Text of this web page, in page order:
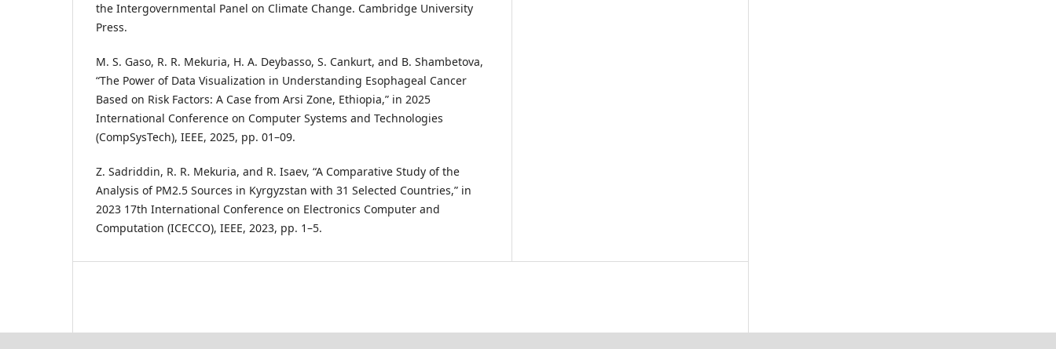
the Intergovernmental Panel on Climate Change. Cambridge University
Press.
M. S. Gaso, R. R. Mekuria, H. A. Deybasso, S. Cankurt, and B. Shambetova,
“The Power of Data Visualization in Understanding Esophageal Cancer
Based on Risk Factors: A Case from Arsi Zone, Ethiopia,” in 2025
International Conference on Computer Systems and Technologies
(CompSysTech), IEEE, 2025, pp. 01–09.
Z. Sadriddin, R. R. Mekuria, and R. Isaev, “A Comparative Study of the
Analysis of PM2.5 Sources in Kyrgyzstan with 31 Selected Countries,” in
2023 17th International Conference on Electronics Computer and
Computation (ICECCO), IEEE, 2023, pp. 1–5.